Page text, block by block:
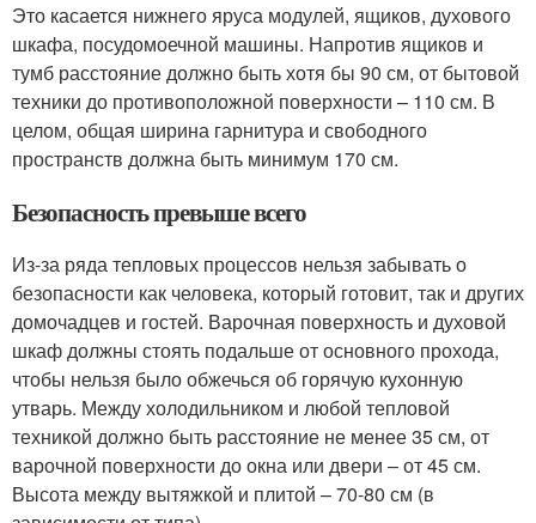
Это касается нижнего яруса модулей, ящиков, духового
шкафа, посудомоечной машины. Напротив ящиков и
тумб расстояние должно быть хотя бы 90 см, от бытовой
техники до противоположной поверхности – 110 см. В
целом, общая ширина гарнитура и свободного
пространств должна быть минимум 170 см.
Безопасность превыше всего
Из-за ряда тепловых процессов нельзя забывать о
безопасности как человека, который готовит, так и других
домочадцев и гостей. Варочная поверхность и духовой
шкаф должны стоять подальше от основного прохода,
чтобы нельзя было обжечься об горячую кухонную
утварь. Между холодильником и любой тепловой
техникой должно быть расстояние не менее 35 см, от
варочной поверхности до окна или двери – от 45 см.
Высота между вытяжкой и плитой – 70-80 см (в